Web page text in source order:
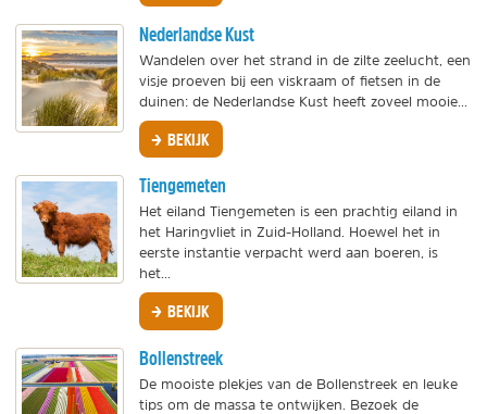
Nederlandse Kust
Wandelen over het strand in de zilte zeelucht, een
visje proeven bij een viskraam of fietsen in de
duinen: de Nederlandse Kust heeft zoveel mooie...
BEKIJK
Tiengemeten
Het eiland Tiengemeten is een prachtig eiland in
het Haringvliet in Zuid-Holland. Hoewel het in
eerste instantie verpacht werd aan boeren, is
het...
BEKIJK
Bollenstreek
De mooiste plekjes van de Bollenstreek en leuke
tips om de massa te ontwijken. Bezoek de